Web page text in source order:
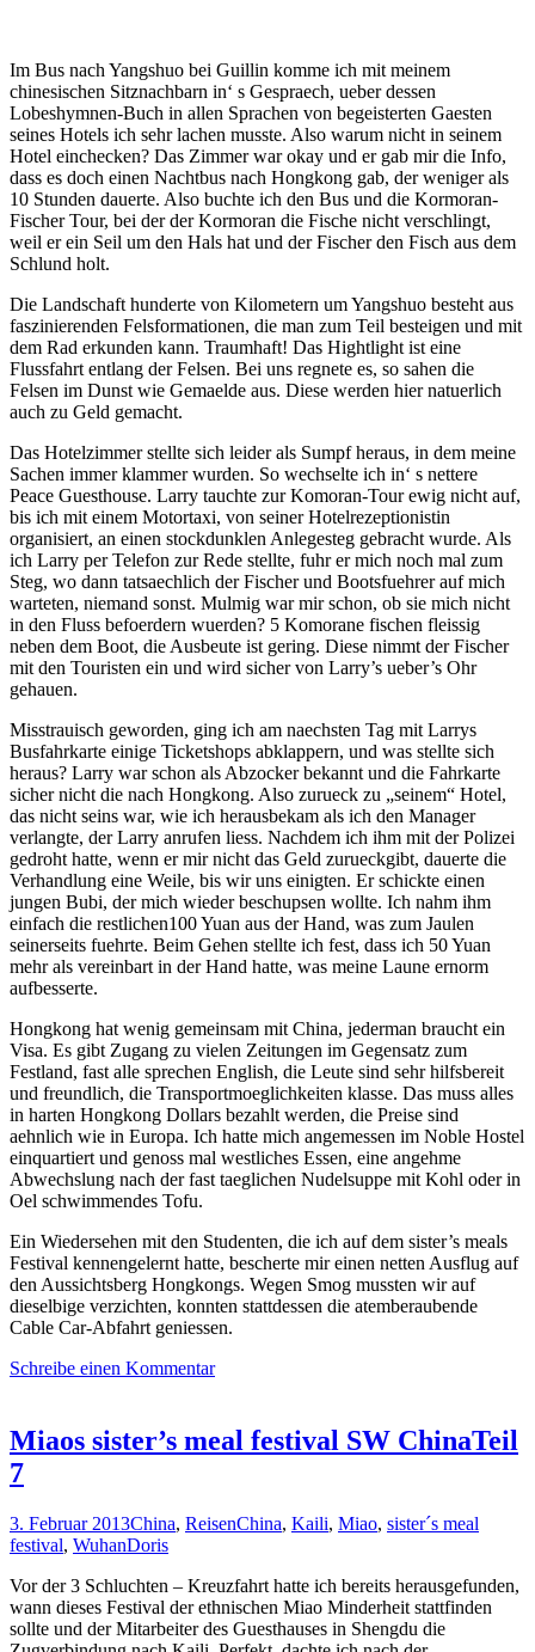
Im Bus nach Yangshuo bei Guillin komme ich mit meinem
chinesischen Sitznachbarn in‘ s Gespraech, ueber dessen
Lobeshymnen-Buch in allen Sprachen von begeisterten Gaesten
seines Hotels ich sehr lachen musste. Also warum nicht in seinem
Hotel einchecken? Das Zimmer war okay und er gab mir die Info,
dass es doch einen Nachtbus nach Hongkong gab, der weniger als
10 Stunden dauerte. Also buchte ich den Bus und die Kormoran-
Fischer Tour, bei der der Kormoran die Fische nicht verschlingt,
weil er ein Seil um den Hals hat und der Fischer den Fisch aus dem
Schlund holt.
Die Landschaft hunderte von Kilometern um Yangshuo besteht aus
faszinierenden Felsformationen, die man zum Teil besteigen und mit
dem Rad erkunden kann. Traumhaft! Das Hightlight ist eine
Flussfahrt entlang der Felsen. Bei uns regnete es, so sahen die
Felsen im Dunst wie Gemaelde aus. Diese werden hier natuerlich
auch zu Geld gemacht.
Das Hotelzimmer stellte sich leider als Sumpf heraus, in dem meine
Sachen immer klammer wurden. So wechselte ich in‘ s nettere
Peace Guesthouse. Larry tauchte zur Komoran-Tour ewig nicht auf,
bis ich mit einem Motortaxi, von seiner Hotelrezeptionistin
organisiert, an einen stockdunklen Anlegesteg gebracht wurde. Als
ich Larry per Telefon zur Rede stellte, fuhr er mich noch mal zum
Steg, wo dann tatsaechlich der Fischer und Bootsfuehrer auf mich
warteten, niemand sonst. Mulmig war mir schon, ob sie mich nicht
in den Fluss befoerdern wuerden? 5 Komorane fischen fleissig
neben dem Boot, die Ausbeute ist gering. Diese nimmt der Fischer
mit den Touristen ein und wird sicher von Larry’s ueber’s Ohr
gehauen.
Misstrauisch geworden, ging ich am naechsten Tag mit Larrys
Busfahrkarte einige Ticketshops abklappern, und was stellte sich
heraus? Larry war schon als Abzocker bekannt und die Fahrkarte
sicher nicht die nach Hongkong. Also zurueck zu „seinem“ Hotel,
das nicht seins war, wie ich herausbekam als ich den Manager
verlangte, der Larry anrufen liess. Nachdem ich ihm mit der Polizei
gedroht hatte, wenn er mir nicht das Geld zurueckgibt, dauerte die
Verhandlung eine Weile, bis wir uns einigten. Er schickte einen
jungen Bubi, der mich wieder beschupsen wollte. Ich nahm ihm
einfach die restlichen100 Yuan aus der Hand, was zum Jaulen
seinerseits fuehrte. Beim Gehen stellte ich fest, dass ich 50 Yuan
mehr als vereinbart in der Hand hatte, was meine Laune ernorm
aufbesserte.
Hongkong hat wenig gemeinsam mit China, jederman braucht ein
Visa. Es gibt Zugang zu vielen Zeitungen im Gegensatz zum
Festland, fast alle sprechen English, die Leute sind sehr hilfsbereit
und freundlich, die Transportmoeglichkeiten klasse. Das muss alles
in harten Hongkong Dollars bezahlt werden, die Preise sind
aehnlich wie in Europa. Ich hatte mich angemessen im Noble Hostel
einquartiert und genoss mal westliches Essen, eine angehme
Abwechslung nach der fast taeglichen Nudelsuppe mit Kohl oder in
Oel schwimmendes Tofu.
Ein Wiedersehen mit den Studenten, die ich auf dem sister’s meals
Festival kennengelernt hatte, bescherte mir einen netten Ausflug auf
den Aussichtsberg Hongkongs. Wegen Smog mussten wir auf
dieselbige verzichten, konnten stattdessen die atemberaubende
Cable Car-Abfahrt geniessen.
Schreibe einen Kommentar
Miaos sister’s meal festival SW ChinaTeil
7
3. Februar 2013China, ReisenChina, Kaili, Miao, sister´s meal
festival, WuhanDoris
Vor der 3 Schluchten – Kreuzfahrt hatte ich bereits herausgefunden,
wann dieses Festival der ethnischen Miao Minderheit stattfinden
sollte und der Mitarbeiter des Guesthauses in Shengdu die